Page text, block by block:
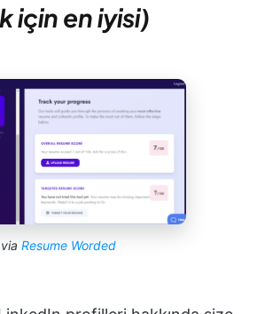
için en iyisi)
via Resume Worded